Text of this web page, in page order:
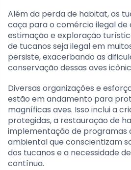
Além da perda de habitat, os
caça para o comércio ilegal de
estimação e exploração
de tucanos seja ilegal em
persiste, exacerbando as
conservação dessas aves
Diversas organizações e
estão em andamento para
magníficas aves. Isso inclui a
protegidas, a restauração de
implementação de programas
ambiental que conscientizam
dos tucanos e a necessidade
contínua.